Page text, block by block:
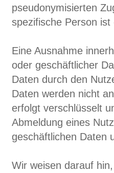
pseudonymisierten
spezifische Person
Eine Ausnahme
oder geschäftlicher
Daten durch den
Daten werden nicht
erfolgt verschlüsselt
Abmeldung eines
geschäftlichen Daten
Wir weisen darauf